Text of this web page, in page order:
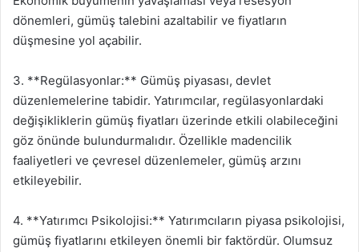
dönemleri, gümüş talebini azaltabilir ve fiyatların
düşmesine yol açabilir.
3. **Regülasyonlar:** Gümüş piyasası, devlet
düzenlemelerine tabidir. Yatırımcılar, regülasyonlardaki
değişikliklerin gümüş fiyatları üzerinde etkili olabileceğini
göz önünde bulundurmalıdır. Özellikle madencilik
faaliyetleri ve çevresel düzenlemeler, gümüş arzını
etkileyebilir.
4. **Yatırımcı Psikolojisi:** Yatırımcıların piyasa psikolojisi,
gümüş fiyatlarını etkileyen önemli bir faktördür. Olumsuz